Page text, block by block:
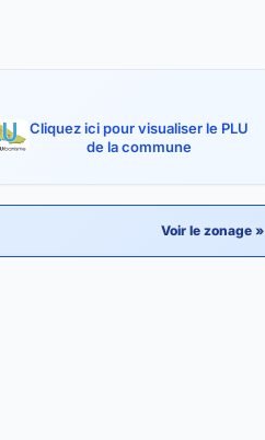
Cliquez ici pour visualiser le PLU
de la commune
Voir le zonage »